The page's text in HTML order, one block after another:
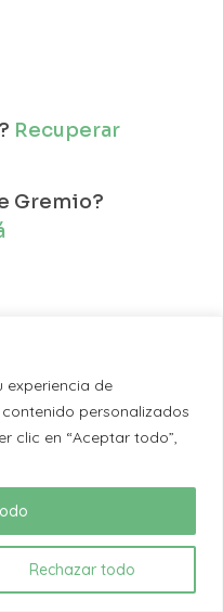
experiencia de
personalizados
clic en “Aceptar todo”,
Rechazar todo
Recuperar
Gremio?